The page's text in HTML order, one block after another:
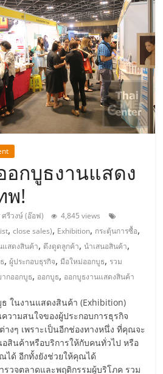
ทย,
กบูธงานแสดง
พ!
รีวงษ์ (อ๊อฟ)
4,845 views
,close sales), Exhibition, กระตุ้นการซื้อ,
แสดงสินค้า, ดึงดูดลูกค้า,นำเสนอสินค้า,
,ผู้ประกอบธุรกิจ,มือใหม่ออกบูธ, รวม
ากออกบูธ, ออกบูธ, ออกบูธงานแสดงสินค้า
ในงานแสดงสินค้า (Exhibition)
วามสนใจของผู้ประกอบการธุรกิจ
งๆ เพราะเป็นอีกช่องทางหนึ่ง ที่คุณจะ
สินค้าหรือบริการให้กับคนทั่วไป หรือ
ได้ อีกทั้งยังช่วยให้คุณได้
วจตลาดและพฤติกรรมผู้บริโภค รวม